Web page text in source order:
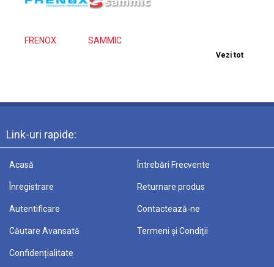
FRENOX SAMMIC
Vezi tot
Link-uri rapide:
Acasă
Înregistrare
Autentificare
Căutare Avansată
Întrebări Frecvente
Returnare produs
Contactează-ne
Termeni și Condiții
Confidențialitate